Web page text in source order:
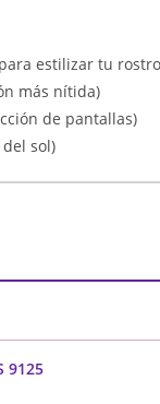
estilizar tu
más nítida)
de pantallas)
sol)
9125